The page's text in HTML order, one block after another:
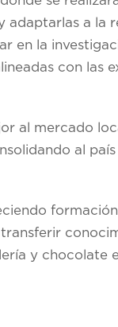
adaptarlas a la
en la
con las
al mercado
al
y chocolate